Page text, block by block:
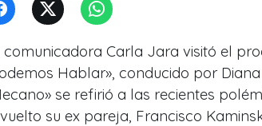
comunicadora Carla Jara visitó el
Hablar», conducido por
se refirió a las recientes
su ex pareja, Francisco